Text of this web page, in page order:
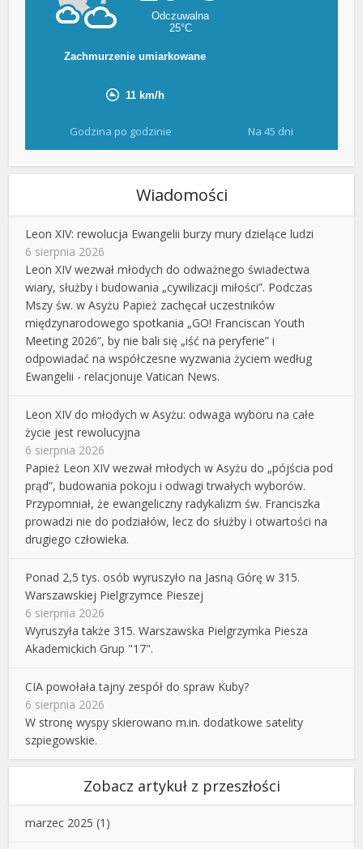
Godzina po godzinie Na 45 dni
Wiadomości
Leon XIV: rewolucja Ewangelii burzy mury dzielące ludzi
6 sierpnia 2026
Leon XIV wezwał młodych do odważnego świadectwa
wiary, służby i budowania „cywilizacji miłości”. Podczas
Mszy św. w Asyżu Papież zachęcał uczestników
międzynarodowego spotkania „GO! Franciscan Youth
Meeting 2026”, by nie bali się „iść na peryferie” i
odpowiadać na współczesne wyzwania życiem według
Ewangelii - relacjonuje Vatican News.
Leon XIV do młodych w Asyżu: odwaga wyboru na całe
życie jest rewolucyjna
6 sierpnia 2026
Papież Leon XIV wezwał młodych w Asyżu do „pójścia pod
prąd”, budowania pokoju i odwagi trwałych wyborów.
Przypomniał, że ewangeliczny radykalizm św. Franciszka
prowadzi nie do podziałów, lecz do służby i otwartości na
drugiego człowieka.
Ponad 2,5 tys. osób wyruszyło na Jasną Górę w 315.
Warszawskiej Pielgrzymce Pieszej
6 sierpnia 2026
Wyruszyła także 315. Warszawska Pielgrzymka Piesza
Akademickich Grup "17".
CIA powołała tajny zespół do spraw Kuby?
6 sierpnia 2026
W stronę wyspy skierowano m.in. dodatkowe satelity
szpiegowskie.
Zobacz artykuł z przeszłości
marzec 2025 (1)